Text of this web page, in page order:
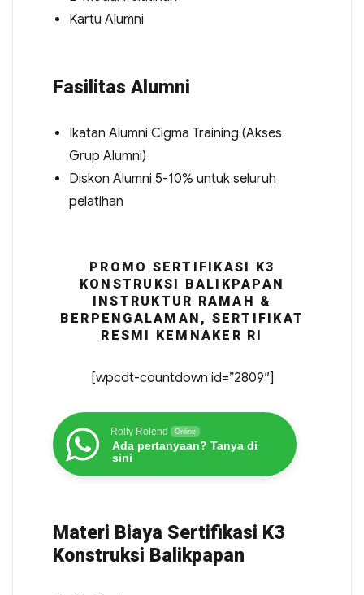
Kartu Alumni
Fasilitas Alumni
Ikatan Alumni Cigma Training (Akses
Grup Alumni)
Diskon Alumni 5-10% untuk seluruh
pelatihan
PROMO SERTIFIKASI K3
KONSTRUKSI BALIKPAPAN
INSTRUKTUR RAMAH &
BERPENGALAMAN, SERTIFIKAT
RESMI KEMNAKER RI
[wpcdt-countdown id=”2809″]
Rolly Rolend Online
Ada pertanyaan? Tanya di
sini
Materi Biaya Sertifikasi K3
Konstruksi Balikpapan